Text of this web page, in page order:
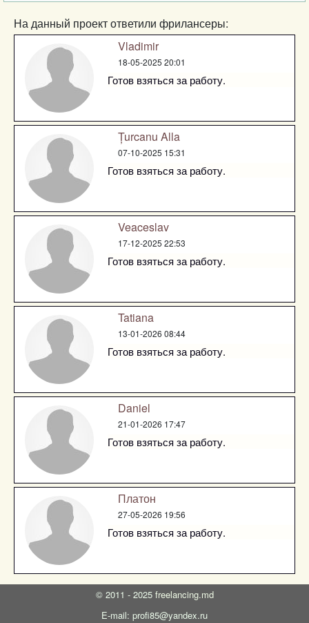
На данный проект ответили фрилансеры:
Vladimir
18-05-2025 20:01
Готов взяться за работу.
Țurcanu Alla
07-10-2025 15:31
Готов взяться за работу.
Veaceslav
17-12-2025 22:53
Готов взяться за работу.
Tatiana
13-01-2026 08:44
Готов взяться за работу.
Daniel
21-01-2026 17:47
Готов взяться за работу.
Платон
27-05-2026 19:56
Готов взяться за работу.
© 2011 - 2025 freelancing.md
E-mail: profi85@yandex.ru